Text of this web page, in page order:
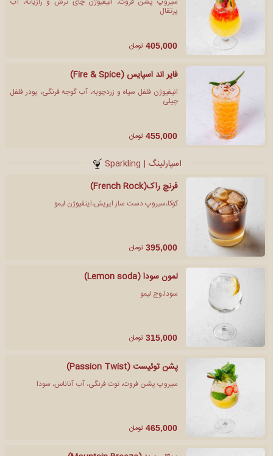
پرتقال
405,000 تومان
فایر اند اسپایس (Fire & Spice)
انیفیوژن فلفل سیاه و زردچوبه، آب گوجه فرنگی، پودر فلفل
چیلی
455,000 تومان
اسپارلینگ | Sparkling
فرنچ راک(French Rock)
کوکا،سیروپ دست ساز ایریش،اینفیوژن لیمو
395,000 تومان
لمون سودا (Lemon soda)
سودا،وج لیمو
315,000 تومان
پشن توئیست (Passion Twist)
سیروپ پشن فروت، توت فرنگی، آب آناناس، سودا
465,000 تومان